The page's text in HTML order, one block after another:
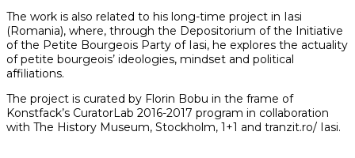
The work is also related to his long-time project in Iasi
(Romania), where, through the Depositorium of the Initiative
of the Petite Bourgeois Party of Iasi, he explores the actuality
of petite bourgeois’ ideologies, mindset and political
affiliations.
The project is curated by Florin Bobu in the frame of
Konstfack’s CuratorLab 2016-2017 program in collaboration
with The History Museum, Stockholm, 1+1 and tranzit.ro/ Iasi.